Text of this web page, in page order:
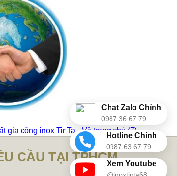
Chat Zalo Chính
0987 36 67 79
Hotline Chính
0987 63 67 79
Xem Youtube
@inoxtinta68
gia công inox TinTa - Về trang chủ (6)
CẦU TẠI TPHCM